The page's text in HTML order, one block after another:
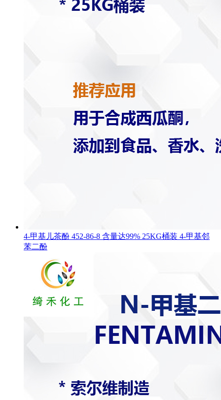
4-甲基儿茶酚 452-86-8 含量达99% 25KG桶装 4-甲基邻
苯二酚